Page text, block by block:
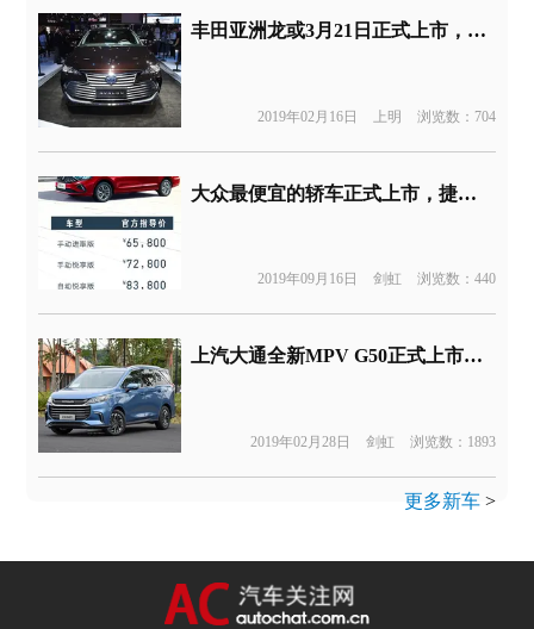
丰田亚洲龙或3月21日正式上市，售23-26万
2019年02月16日 上明 浏览数：704
大众最便宜的轿车正式上市，捷达VA3售价6.58-9.28万元
2019年09月16日 剑虹 浏览数：440
上汽大通全新MPV G50正式上市，全新售价8.68-15.68万元
2019年02月28日 剑虹 浏览数：1893
更多新车>